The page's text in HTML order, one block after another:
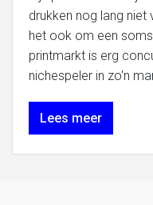
drukken nog lang
het ook om een
printmarkt is erg
nichespeler in zo'n
Lees meer